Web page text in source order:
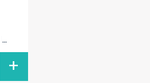
...
+